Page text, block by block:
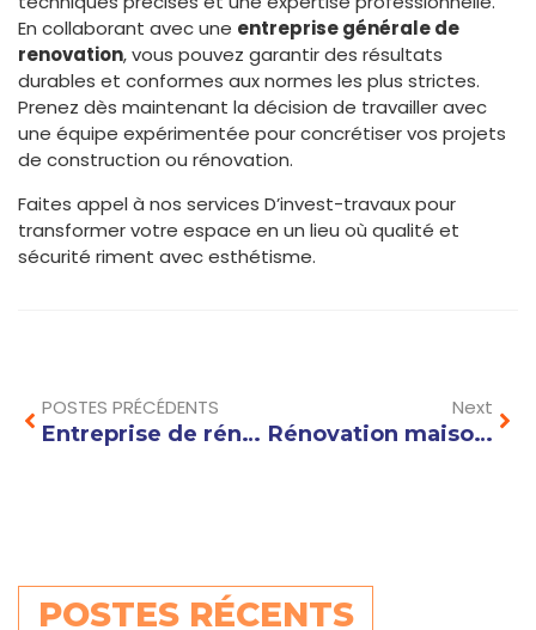
En collaborant avec une entreprise générale de
renovation, vous pouvez garantir des résultats
durables et conformes aux normes les plus strictes.
Prenez dès maintenant la décision de travailler avec
une équipe expérimentée pour concrétiser vos projets
de construction ou rénovation.
Faites appel à nos services D’invest-travaux pour
transformer votre espace en un lieu où qualité et
sécurité riment avec esthétisme.
POSTES PRÉCÉDENTS
Entreprise de rénovation générale : les clés pour réussir votre projet immobilier en toute sérénité
Next
Rénovation maison Haute Savoie : conseils pour moderniser votre intérieur efficacement
POSTES RÉCENTS